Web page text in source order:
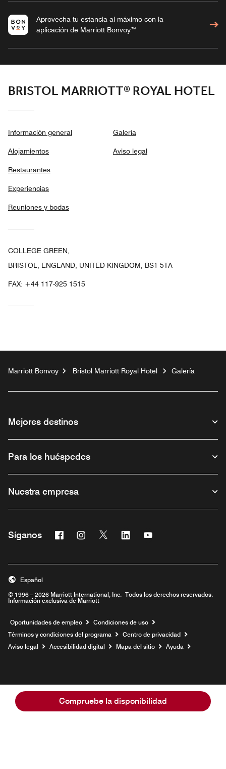
Compruebe la disponibilidad
Aprovecha tu estancia al máximo con la
aplicación de Marriott Bonvoy™
BRISTOL MARRIOTT® ROYAL HOTEL
Información general
Alojamientos
Restaurantes
Experiencias
Reuniones y bodas
Galería
Aviso legal
COLLEGE GREEN,
BRISTOL, ENGLAND, UNITED KINGDOM, BS1 5TA
FAX: +44 117-925 1515
Marriott Bonvoy Bristol Marriott Royal Hotel Galería
Mejores destinos
Para los huéspedes
Nuestra empresa
Síganos Facebook
Abre una ventana nueva
Instagram
Abre una ventana nueva
Twitter
Abre una ventana nueva
Linkedin
Abre una ventana nueva
Abre una ventana
© 1996 – 2026 Marriott International, Inc. Todos los derechos reservados.
Información exclusiva de Marriott
Español
Oportunidades de empleo Abre una ventana nueva
Condiciones de uso
Términos y condiciones del programa
Centro de privacidad
Aviso legal
Accesibilidad digital Mapa del sitio Ayuda